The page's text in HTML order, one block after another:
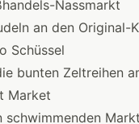
Nassmarkt
an den Original-
Schüssel
bunten Zeltreihen
Market
schwimmenden